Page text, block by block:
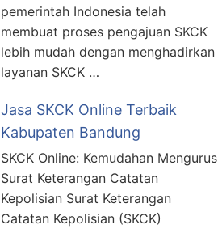
pemerintah Indonesia telah
membuat proses pengajuan SKCK
lebih mudah dengan menghadirkan
layanan SKCK …
Jasa SKCK Online Terbaik
Kabupaten Bandung
SKCK Online: Kemudahan Mengurus
Surat Keterangan Catatan
Kepolisian Surat Keterangan
Catatan Kepolisian (SKCK)